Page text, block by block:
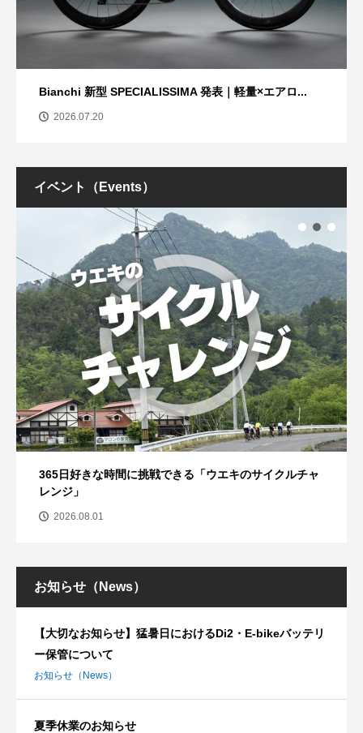
Bianchi 新型 SPECIALISSIMA 発表｜軽量×エアロ...
2026.07.20
イベント（Events）
365日好きな時間に挑戦できる「ウエキのサイクルチャ
レンジ」
2026.08.01
お知らせ（News）
【大切なお知らせ】猛暑日におけるDi2・E-bikeバッテリ
ー保管について
お知らせ（News）
夏季休業のお知らせ